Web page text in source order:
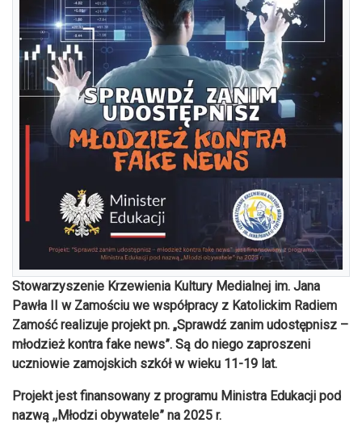
Stowarzyszenie Krzewienia Kultury Medialnej im. Jana
Pawła II w Zamościu we współpracy z Katolickim Radiem
Zamość realizuje projekt pn. „Sprawdź zanim udostępnisz –
młodzież kontra fake news”. Są do niego zaproszeni
uczniowie zamojskich szkół w wieku 11-19 lat.
Projekt jest finansowany z programu Ministra Edukacji pod
nazwą ,,Młodzi obywatele” na 2025 r.